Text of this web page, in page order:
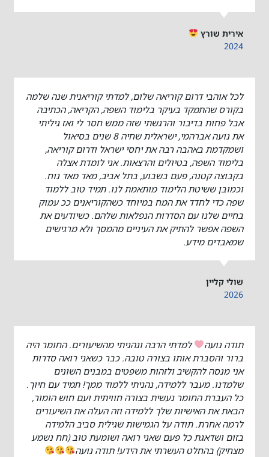
אירית שורץ
2024
לכל אוהבי דרום קוריאה שלום, למדתי קוריאנית שנה שלמה
בקורס שהתמקד בעיקר בלימוד השפה, הקריאה, הכתיבה
אבל פחות בדיבור והרגשתי שזה ממש חסר לי ואז גיליתי
את נועה אברהמי, ישראלית שחיה 8 שנים בסיאול
ושמקדמת באהבה רבה את יחסי ישראל ודרום קוריאה,
בלימוד השפה, בטיולים והרצאות. אני לומדת אצלה
בקבוצה קטנה, פעם בשבוע, בתל אביב, מאד מאד נוח.
וכמובן ששיטת הלימוד מותאמת לנו. תמיד טוב ללמוד
שפה כדי לחדד את המח במיוחד כשהקוריאנים ככ עמוק
בחיים שלנו עם הסדרות הנפלאות שלהם. כשיודעים את
השפה אפשר להתיק את העיניים מהמסך ולא מרגישים
שמאבדים מידע.
שולי קליין
2026
תודה נועה
למדתי הרבה ונהניתי מהשיעורים. החומר היה
ברור והסברת אותו בצורה טובה. כבר כשאני רואה סדרות
אני מנסה להקשיב ולזהות משפטים במבנים השונים
שלמדנו. מעבר ללמידה, נהניתי ללמוד ממך! תמיד עם חיוך.
כל העברת החומר נעשית בצורה חוויתית ועם חוש הומור,
הבאת את האישיות שלך ללמידה וזה העלה את השיעורים
לרמה אחרת. תודה על הגמישות שגילית סביב הלמידה
בזום ושדאגת כל פעם שאני רואה ושומעת טוב (חח נשמע
מצחיק) בהחלט העשרתי את הידע! תודה נועה